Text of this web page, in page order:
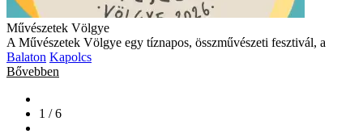
Művészetek Völgye
A Művészetek Völgye egy tíznapos, összművészeti fesztivál, a
Balaton Kapolcs
Bővebben
1 / 6